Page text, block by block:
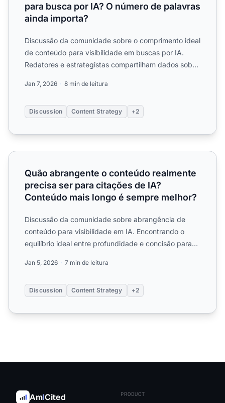
para busca por IA? O número de palavras
ainda importa?
Discussão da comunidade sobre o comprimento ideal
de conteúdo para visibilidade em buscas por IA.
Redatores e estrategistas compartilham dados sobre
Jan 7, 2026 8 min de leitura
Discussion Content Strategy +2
Quão abrangente o conteúdo realmente precisa ser para
Quão abrangente o conteúdo realmente
precisa ser para citações de IA?
Conteúdo mais longo é sempre melhor?
Discussão da comunidade sobre abrangência de
conteúdo para visibilidade em IA. Encontrando o
equilíbrio ideal entre profundidade e concisão para
Jan 5, 2026 7 min de leitura
Discussion Content Strategy +2
AmICited PRODUCT